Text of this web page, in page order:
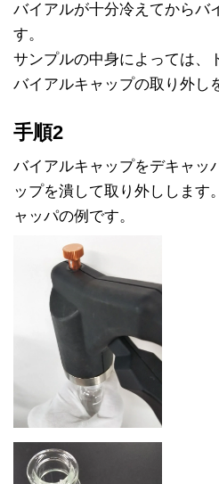
バイアルが十分冷えてからバ
す。
サンプルの中身によっては、
バイアルキャップの取り外し
手順2
バイアルキャップをデキャッ
ップを潰して取り外しします
ャッパの例です。